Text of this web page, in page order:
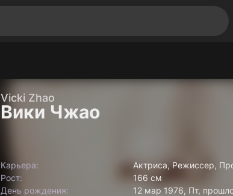
Vicki Zhao
Вики Чжао
Карьера:
Актриса, Режиссер,
Рост:
166 см
День рождения:
12 мар 1976, Пт,